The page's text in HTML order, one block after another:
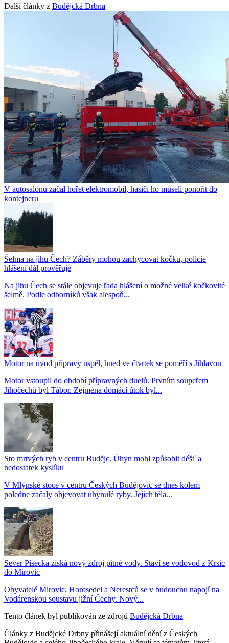
Další články z Budějcká Drbna
V autosalonu začal hořet elektromobil, hasiči ho museli ponořit do
kontejneru
Šelma na jihu Čech? Záběry mohou zachycovat kočku, policie
hlášení dál prověřuje
Na jihu Čech se stále objevuje řada hlášení o možné velké kočkovité
šelmě. Podle odborníků však alespoň...
Motor na úvod přípravy uspěl, hned ve čtvrtek se poměří s Jihlavou
Motor vstoupil do období přípravných duelů. Prvním soupeřem
Jihočechů byl Tábor. Zejména domácí útok byl...
Sto mrtvých ryb v centru Budějc. Úhyn mohl způsobit déšť a
nedostatek kyslíku
V Mlýnské stoce v centru Českých Budějovic se dnes kolem
poledne začaly objevovat uhynulé ryby. Jejich těla...
Sever Písecka získá nový zdroj pitné vody. Staví se vodovod z Krsic
do Mirovic
Obyvatelé Mirovic, Horosedel a Nerestců se v budoucnu napojí na
Vodárenskou soustavu jižní Čechy. Nový...
Tento článek byl publikován ze zdrojů Budějcká Drbna
Články z Budějcké Drbny přinášejí aktuální dění z Českých